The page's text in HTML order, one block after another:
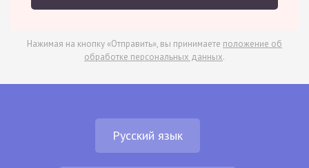
Нажимая на кнопку «Отправить», вы принимаете положение об
обработке персональных данных.
Русский язык